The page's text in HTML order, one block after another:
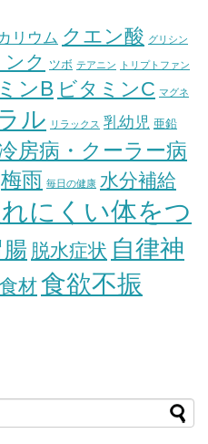
リウム クエン酸 グリシン
ク ツボ テアニン トリプトファン
ンB ビタミンC マグネ
ル リラックス 乳幼児 亜鉛
房病・クーラー病
梅雨 毎日の健康 水分補給
にくい体をつ
腸 脱水症状 自律神
食材食欲不振